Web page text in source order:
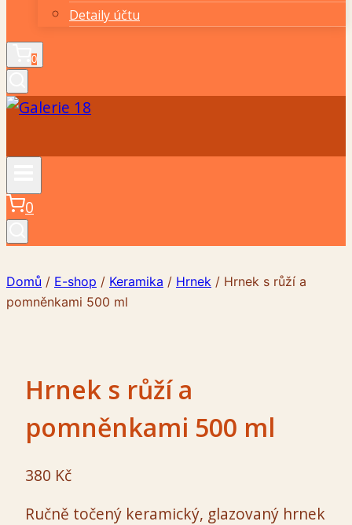
Detaily účtu
0
0
Domů / E-shop / Keramika / Hrnek / Hrnek s růží a
pomněnkami 500 ml
Hrnek s růží a
pomněnkami 500 ml
380 Kč
Ručně točený keramický, glazovaný hrnek